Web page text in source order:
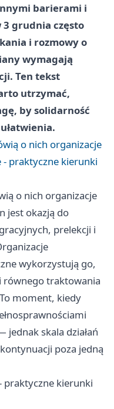
barierami i
3 grudnia często
i rozmowy o
wymagają
Ten tekst
utrzymać,
by solidarność
o nich organizacje
- praktyczne kierunki
o nich organizacje
jest okazją do
prelekcji i
wykorzystują go,
równego traktowania
moment, kiedy
skala działań
poza jedną
praktyczne kierunki